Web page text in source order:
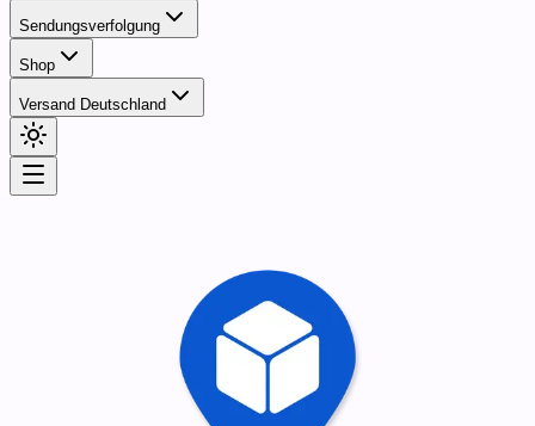
Sendungsverfolgung
Shop
Versand Deutschland